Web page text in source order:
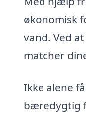
økonomisk
vand. Ved
matcher
Ikke alene
bæredygtig